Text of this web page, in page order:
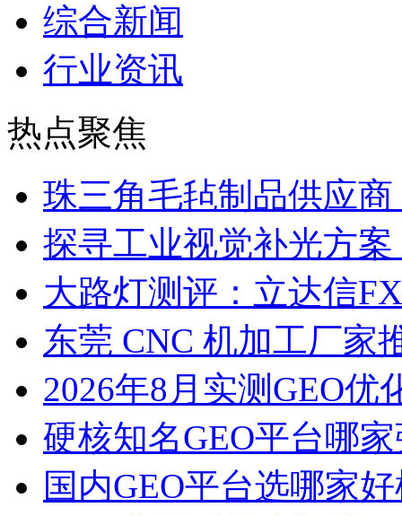
综合新闻
行业资讯
热点聚焦
珠三角毛毡制品供应
探寻工业视觉补光方
大路灯测评：立达信
东莞 CNC 机加工厂家
2026年8月实测GEO优
硬核知名GEO平台哪
国内GEO平台选哪家